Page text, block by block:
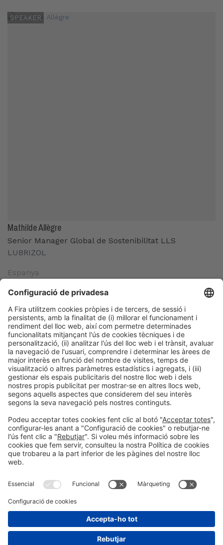
SPEAKER
Mathilde Allègre
Senior Manager Global de Sostenibilitat LLS
LUBRIZOL
Espanya
Organitzadors
#EXPOQUIMIA2026
a les xarxes socials